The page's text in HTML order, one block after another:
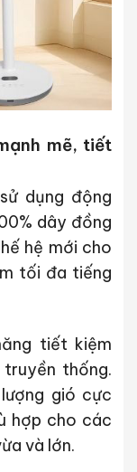
mẽ, tiết
sử dụng động
dây đồng
hệ mới cho
tối đa tiếng
tiết kiệm
thống.
lượng gió cực
hợp cho các
và lớn.